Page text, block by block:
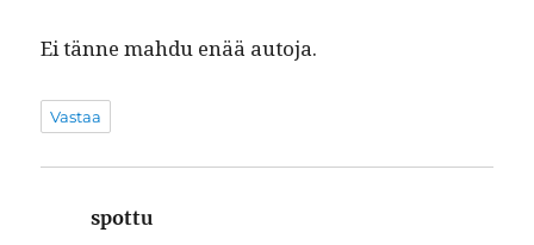
Ei tänne mah­du enää autoja.
Vastaa
spottu